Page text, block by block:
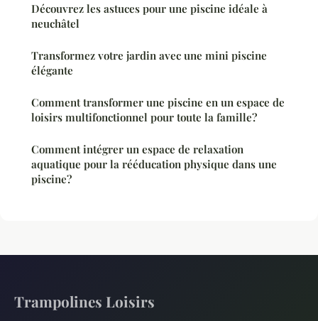
Découvrez les astuces pour une piscine idéale à
neuchâtel
Transformez votre jardin avec une mini piscine
élégante
Comment transformer une piscine en un espace de
loisirs multifonctionnel pour toute la famille?
Comment intégrer un espace de relaxation
aquatique pour la rééducation physique dans une
piscine?
Trampolines Loisirs